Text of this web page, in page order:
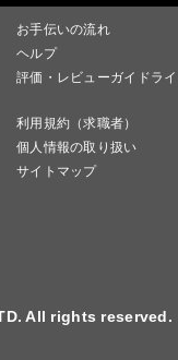
お手伝いの流れ
ヘルプ
評価・レビューガイドラ
利用規約（求職者）
個人情報の取り扱い
サイトマップ
All rights reserved.